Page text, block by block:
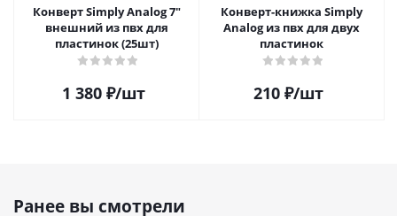
Конверт Simply Analog 7"
внешний из пвх для
пластинок (25шт)
1 380₽/шт
Конверт-книжка Simply
Analog из пвх для двух
пластинок
210 ₽/шт
Ранее вы смотрели